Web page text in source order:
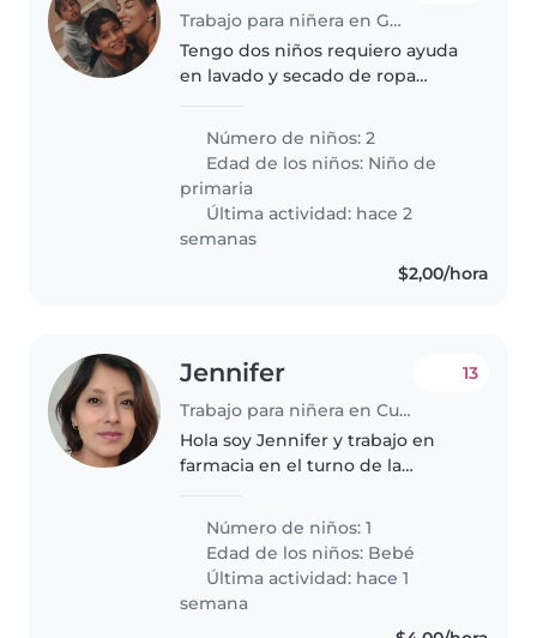
Trabajo para niñera en Guayaquil
Tengo dos niños requiero ayuda
en lavado y secado de ropa
llevarlos al parque
Número de niños: 2
Edad de los niños: Niño de
primaria
Última actividad: hace 2
semanas
$2,00/hora
Jennifer
Trabajo para niñera en Cuenca
13
Hola soy Jennifer y trabajo en
farmacia en el turno de la
tiene 14 años y pasa en el colegio
El 2do tiene 2 meses Mi esposo
rara vez pasa en casa y cuando..
Número de niños: 1
Edad de los niños: Bebé
Última actividad: hace 1
semana